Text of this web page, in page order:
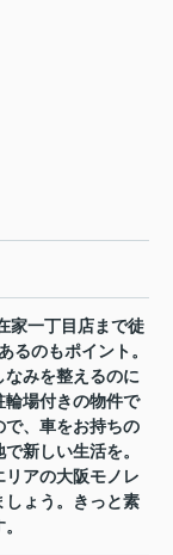
家一丁目店まで徒
るのもポイント。
みを整えるのに
輪場付きの物件で
で、車をお持ちの
新しい生活を。
リアの大阪モノレ
しょう。きっと素